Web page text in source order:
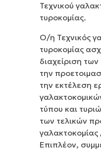
Τεχνικού
τυροκομίας.
Ο/η Τεχνικός
τυροκομίας
διαχείριση
την
την εκτέλεση
τύπου και
των τελικών
γαλακτοκομίας
Επιπλέον,